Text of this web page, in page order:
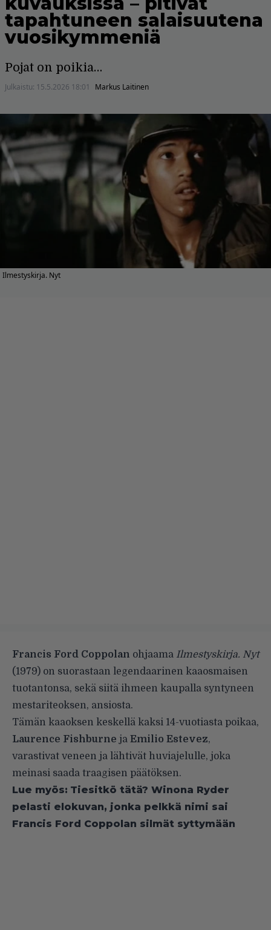
tapahtuneen salaisuutena
vuosikymmeniä
Pojat on poikia…
Julkaistu: 15.5.2026 18:01 Markus Laitinen
Ilmestyskirja. Nyt
Francis Ford Coppolan ohjaama Ilmestyskirja. Nyt
(1979) on suorastaan legendaarinen kaaosmaisen
tuotantonsa, sekä siitä ihmeen kaupalla syntyneen
mestariteoksen, ansiosta.
Tämän kaaoksen keskellä kaksi 14-vuotiasta poikaa,
Laurence Fishburne ja Emilio Estevez,
varastivat veneen ja lähtivät huviajelulle, joka
meinasi saada traagisen päätöksen.
Lue myös: Tiesitkö tätä? Winona Ryder
pelasti elokuvan, jonka pelkkä nimi sai
Francis Ford Coppolan silmät syttymään